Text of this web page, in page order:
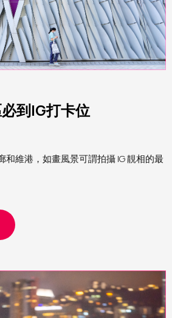
到IG打卡位
和維港，如畫風景可謂拍攝 IG 靚相的最